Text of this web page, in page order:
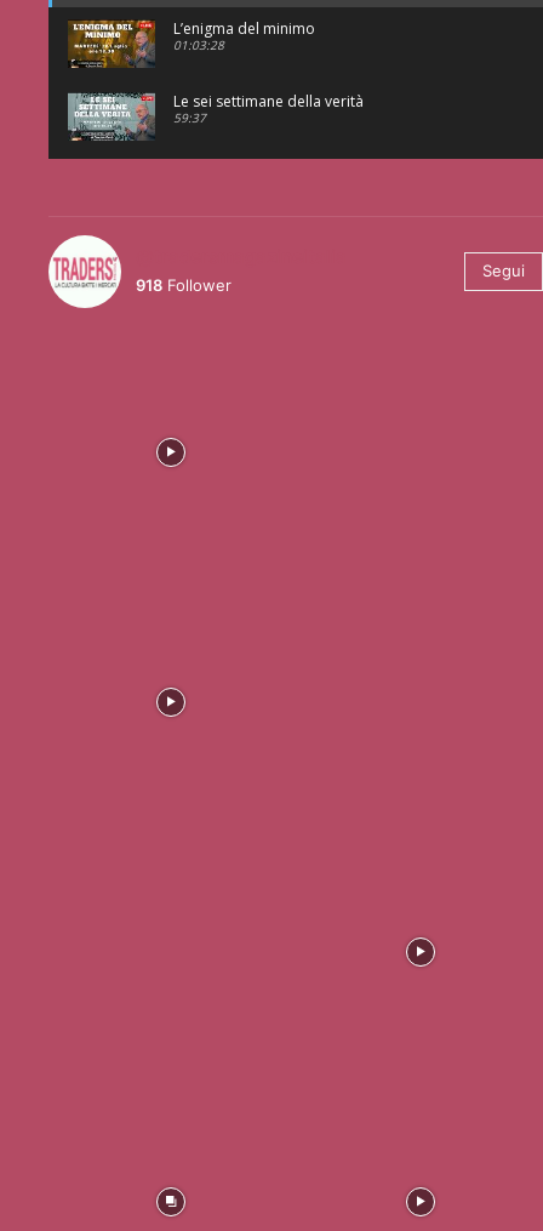
L’enigma del minimo
01:03:28
Le sei settimane della verità
59:37
918 Follower
Segui